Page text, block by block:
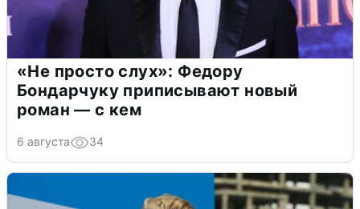
«Не просто слух»: Федору
Бондарчуку приписывают новый
роман — с кем
6 августа 34